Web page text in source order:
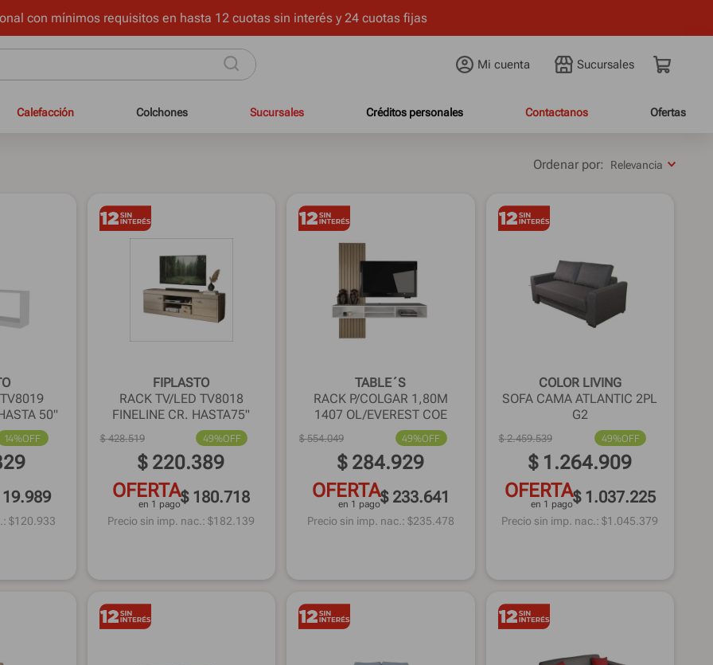
con mínimos requisitos en hasta 12 cuotas sin interés y 24 cuotas fijas
Mi cuenta
Calefacción Colchones Sucursales Créditos personales Contactanos Ofertas
Relevancia
50"
14%OFF
$120.933
FIPLASTO
RACK TV/LED TV8018
FINELINE CR. HASTA75"
$ 428.519 49%OFF
$ 220.389
OFERTA
en 1 pago$ 180.718
Precio sin imp. nac.: $182.139
TABLE´S
RACK P/COLGAR 1,80M
1407 OL/EVEREST COE
$ 554.049 49%OFF
$ 284.929
OFERTA
en 1 pago$ 233.641
Precio sin imp. nac.: $235.478
COLOR LIVING
SOFA CAMA ATLANTIC 2PL
G2
$ 2.459.539 49%OFF
$ 1 .264.909
OFERTA
en 1 pago$ 1.037.225
Precio sin imp. nac.: $1.045.379